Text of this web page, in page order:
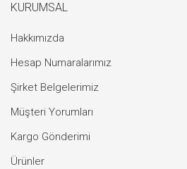
KURUMSAL
Hakkımızda
Hesap Numaralarımız
Şirket Belgelerimiz
Müşteri Yorumları
Kargo Gönderimi
Ürünler